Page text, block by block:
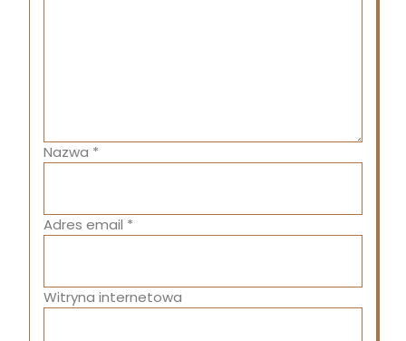
Nazwa *
Adres email *
Witryna internetowa